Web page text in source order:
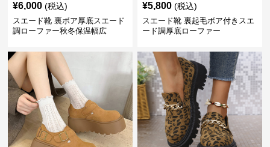
¥6,000 (税込)
スエード靴 裏ボア厚底スエード
調ローファー秋冬保温幅広
¥5,800 (税込)
スエード靴 裏起毛ボア付きスエ
ード調厚底ローファー